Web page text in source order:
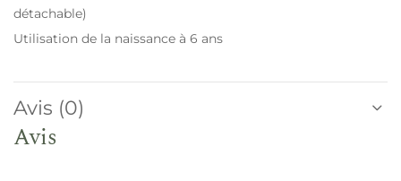
détachable)
Utilisation de la naissance à 6 ans
Avis (0)
Avis